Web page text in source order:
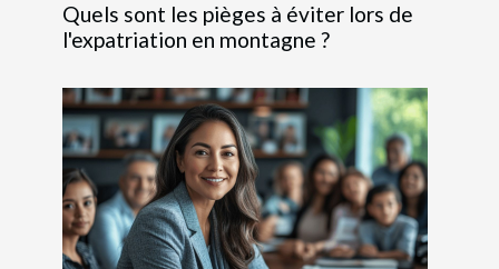
Quels sont les pièges à éviter lors de
l'expatriation en montagne ?